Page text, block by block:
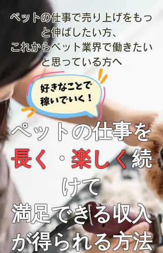
ペットの仕事で売り上げをもっ
と伸ばしたい方、
これからペット業界で働きたい
と思っている方へ
ペットの仕事を
長く
・ 楽しく続
けて​
満足できる収入
が得られる方法